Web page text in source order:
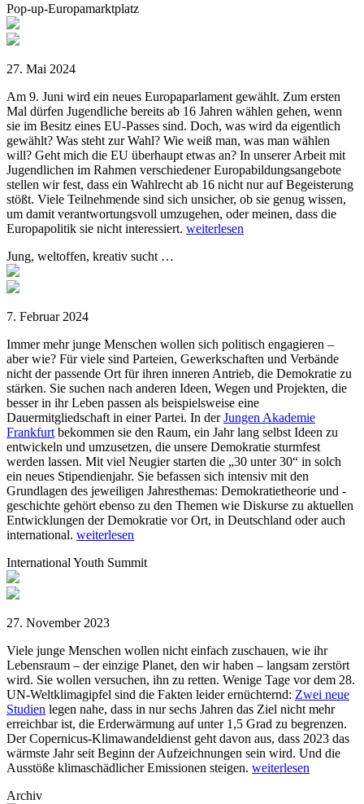
Pop-up-Europamarktplatz
27. Mai 2024
Am 9. Juni wird ein neues Europaparlament gewählt. Zum ersten
Mal dürfen Jugendliche bereits ab 16 Jahren wählen gehen, wenn
sie im Besitz eines EU-Passes sind. Doch, was wird da eigentlich
gewählt? Was steht zur Wahl? Wie weiß man, was man wählen
will? Geht mich die EU überhaupt etwas an? In unserer Arbeit mit
Jugendlichen im Rahmen verschiedener Europabildungsangebote
stellen wir fest, dass ein Wahlrecht ab 16 nicht nur auf Begeisterung
stößt. Viele Teilnehmende sind sich unsicher, ob sie genug wissen,
um damit verantwortungsvoll umzugehen, oder meinen, dass die
Europapolitik sie nicht interessiert. weiterlesen
Jung, weltoffen, kreativ sucht …
7. Februar 2024
Immer mehr junge Menschen wollen sich politisch engagieren –
aber wie? Für viele sind Parteien, Gewerkschaften und Verbände
nicht der passende Ort für ihren inneren Antrieb, die Demokratie zu
stärken. Sie suchen nach anderen Ideen, Wegen und Projekten, die
besser in ihr Leben passen als beispielsweise eine
Dauermitgliedschaft in einer Partei. In derJungen Akademie
Frankfurt bekommen sie den Raum, ein Jahr lang selbst Ideen zu
entwickeln und umzusetzen, die unsere Demokratie sturmfest
werden lassen. Mit viel Neugier starten die „30 unter 30“ in solch
ein neues Stipendienjahr. Sie befassen sich intensiv mit den
Grundlagen des jeweiligen Jahresthemas: Demokratietheorie und -
geschichte gehört ebenso zu den Themen wie Diskurse zu aktuellen
Entwicklungen der Demokratie vor Ort, in Deutschland oder auch
international. weiterlesen
International Youth Summit
27. November 2023
Viele junge Menschen wollen nicht einfach zuschauen, wie ihr
Lebensraum – der einzige Planet, den wir haben – langsam zerstört
wird. Sie wollen versuchen, ihn zu retten. Wenige Tage vor dem 28.
UN-Weltklimagipfel sind die Fakten leider ernüchternd: Zwei neue
Studien legen nahe, dass in nur sechs Jahren das Ziel nicht mehr
erreichbar ist, die Erderwärmung auf unter 1,5 Grad zu begrenzen.
Der Copernicus-Klimawandeldienst geht davon aus, dass 2023 das
wärmste Jahr seit Beginn der Aufzeichnungen sein wird. Und die
Ausstöße klimaschädlicher Emissionen steigen. weiterlesen
Archiv